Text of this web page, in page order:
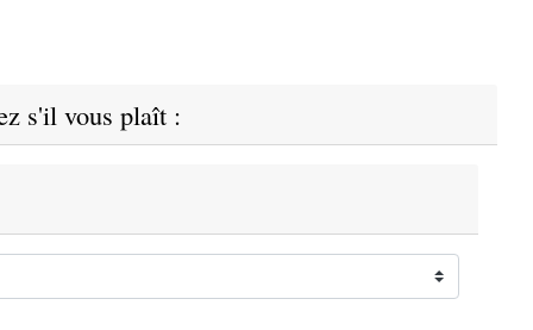
s'il vous plaît :